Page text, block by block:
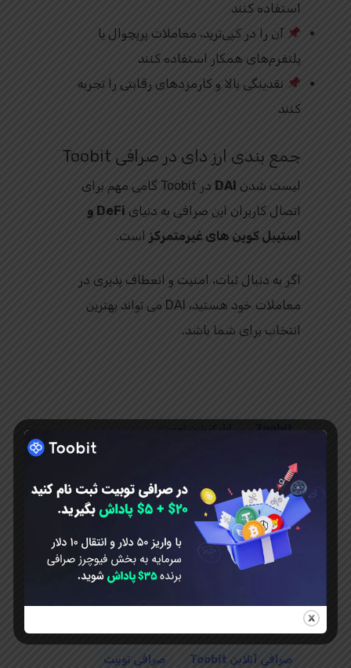
استفاده کنند
آن را در کپی‌ترید، معاملات پرپچوال یا
پلتفرم‌های همکار استفاده کنند
نقدینگی بالا و کارمزدهای رقابتی را تجربه
کنند
جمع‌ بندی ارز دای در صرافی Toobit
لیست شدن DAI
در Toobit گامی مهم برای
اتصال کاربران این صرافی به دنیای
DeFi و
استیبل‌ کوین‌ های غیرمتمرکز است.
اگر به دنبال ثبات، امنیت و انعطاف‌ پذیری در
معاملات خود هستید، DAI می‌ تواند بهترین
انتخاب برای شما باشد.
Toobit
ارزدیجیتال دای در صرافی Toobit
استیبل کوین Dai (DAI) در صرافی توبیت
توبیت ثبت نام TooBit
ثبت نام در صرافی توبیت دانلود Toobit
صرافی آنلاین Toobit صرافی توبیت